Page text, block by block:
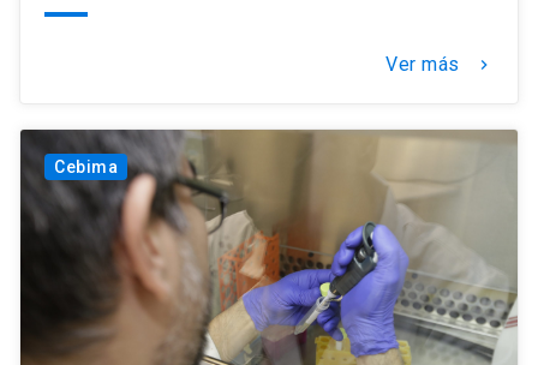
Ver más keyboard_arrow_right
Cebima